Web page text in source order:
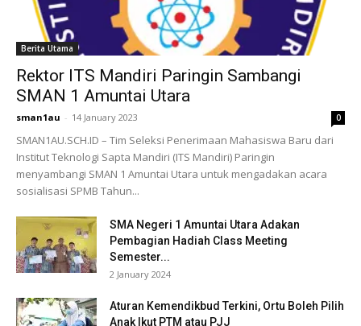
Berita Utama
Rektor ITS Mandiri Paringin Sambangi
SMAN 1 Amuntai Utara
sman1au - 14 January 2023 0
SMAN1AU.SCH.ID – Tim Seleksi Penerimaan Mahasiswa Baru dari
Institut Teknologi Sapta Mandiri (ITS Mandiri) Paringin
menyambangi SMAN 1 Amuntai Utara untuk mengadakan acara
sosialisasi SPMB Tahun...
SMA Negeri 1 Amuntai Utara Adakan
Pembagian Hadiah Class Meeting
Semester...
2 January 2024
Aturan Kemendikbud Terkini, Ortu Boleh Pilih
Anak Ikut PTM atau PJJ